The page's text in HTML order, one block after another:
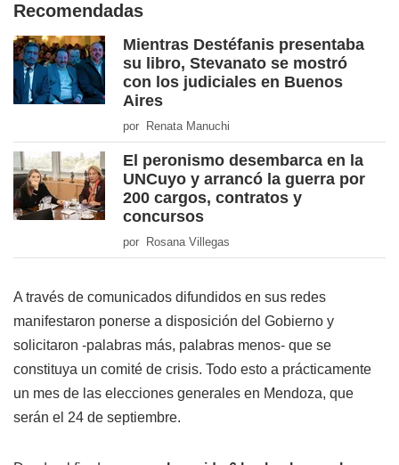
Recomendadas
Mientras Destéfanis presentaba
su libro, Stevanato se mostró
con los judiciales en Buenos
Aires
por Renata Manuchi
El peronismo desembarca en la
UNCuyo y arrancó la guerra por
200 cargos, contratos y
concursos
por Rosana Villegas
A través de comunicados difundidos en sus redes
manifestaron ponerse a disposición del Gobierno y
solicitaron -palabras más, palabras menos- que se
constituya un comité de crisis. Todo esto a prácticamente
un mes de las elecciones generales en Mendoza, que
serán el 24 de septiembre.